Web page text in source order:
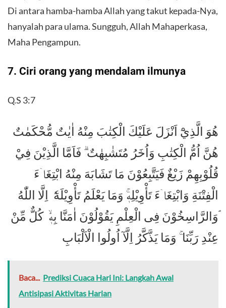
Di antara hamba-hamba Allah yang takut kepada-Nya,
hanyalah para ulama. Sungguh, Allah Mahaperkasa,
Maha Pengampun.
7. Ciri orang yang mendalam ilmunya
Q.S 3:7
هُوَ الَّذِيْٓ اَنْزَلَ عَلَيْكَ الْكِتٰبَ مِنْهُ اٰيٰتٌ مُّحْكَمٰتٌ
هُنَّ اُمُّ الْكِتٰبِ وَاُخَرُ مُتَشٰبِهٰتٌ ۗ فَاَمَّا الَّذِيْنَ فِيْ
قُلُوْبِهِمْ زَيْغٌ فَيَتَّبِعُوْنَ مَا تَشَابَهَ مِنْهُ ابْتِغَاۤءَ
الْفِتْنَةِ وَابْتِغَاۤءَ تَأْوِيْلِهٖۚ وَمَا يَعْلَمُ تَأْوِيْلَهٗٓ اِلَّا اللّٰهُ
ۘوَالرَّاسِخُوْنَ فِى الْعِلْمِ يَقُوْلُوْنَ اٰمَنَّا بِهٖۙ كُلٌّ مِّنْ
عِنْدِ رَبِّنَا ۚ وَمَا يَذَّكَّرُ اِلَّآ اُولُوا الْاَلْبَابِ
Baca... Prediksi Cuaca Hari Ini: Langkah Awal
Antisipasi Aktivitas Harian